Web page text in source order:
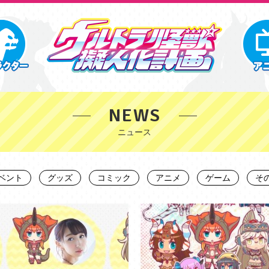
NEWS
ント グッズ コミック アニメ ゲーム そ